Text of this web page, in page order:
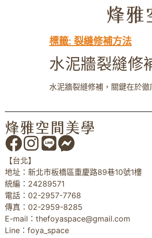
標籤: 裂縫修補方法
水泥牆裂縫修
水泥牆裂縫修補，關鍵在於
【台北】
地址：新北市板橋區重慶路89巷10號1樓
統編：24289571
電話：02-2957-7768
傳真：02-2959-8285
E-mail： thefoyaspace@gmail.com
Line：foya_space